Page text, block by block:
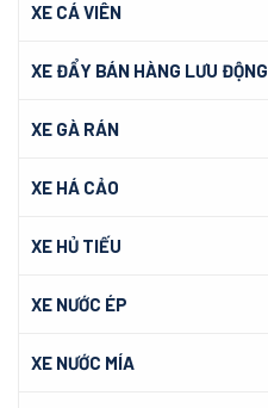
XE CÁ VIÊN
XE ĐẨY BÁN HÀNG LƯU ĐỘNG
XE GÀ RÁN
XE HÁ CẢO
XE HỦ TIẾU
XE NƯỚC ÉP
XE NƯỚC MÍA